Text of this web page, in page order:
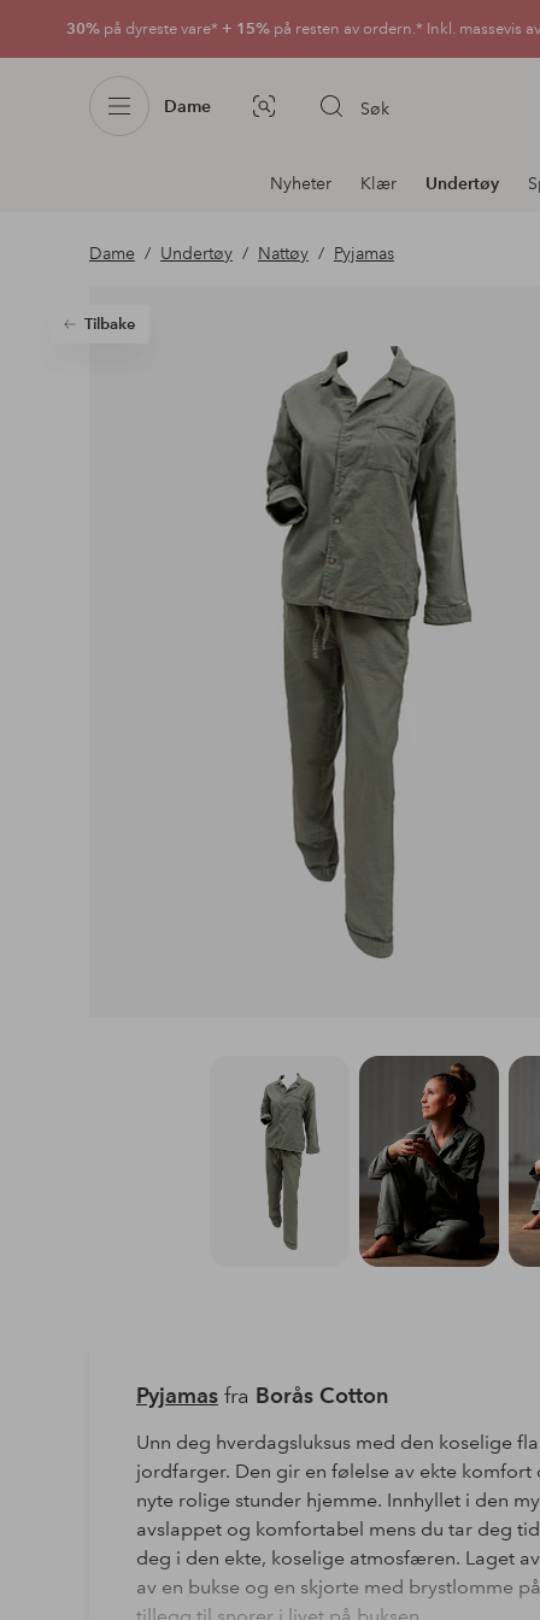
30% på dyreste vare* + 15% på resten av ordern.* Inkl. massevis
Dame Bildesøk Søk
Avdelingsnavigering
Nyheter Klær Undertøy
Dame Undertøy Nattøy Pyjamas
Tilbake
Pyjamasfra Borås Cotton
Unn deg hverdagsluksus med den koselige
jordfarger. Den gir en følelse av ekte
nyte rolige stunder hjemme. Innhyllet i den
avslappet og komfortabel mens du tar deg
deg i den ekte, koselige atmosfæren. Laget
av en bukse og en skjorte med brystlomme